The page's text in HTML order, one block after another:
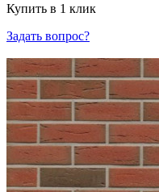
Купить в 1 клик
Задать вопрос?